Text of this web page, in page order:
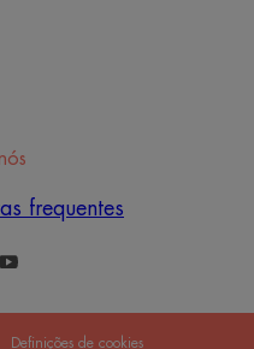
frequentes
Definições de cookies